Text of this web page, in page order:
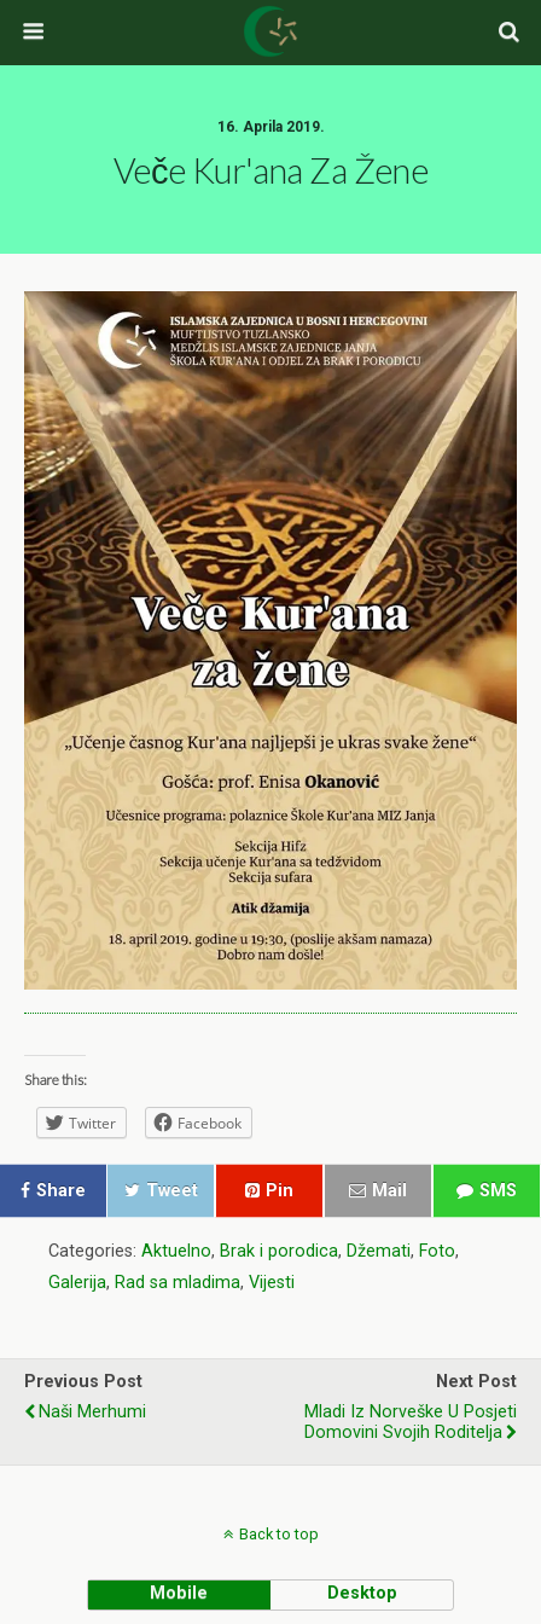
16. Aprila 2019.
Veče Kur'ana Za Žene
Share this:
Twitter Facebook
Share Tweet Pin Mail SMS
Categories: Aktuelno, Brak i porodica, Džemati, Foto,
Galerija, Rad sa mladima, Vijesti
Previous Post
Naši Merhumi
Next Post
Mladi Iz Norveške U Posjeti
Domovini Svojih Roditelja
Back to top
Mobile Desktop